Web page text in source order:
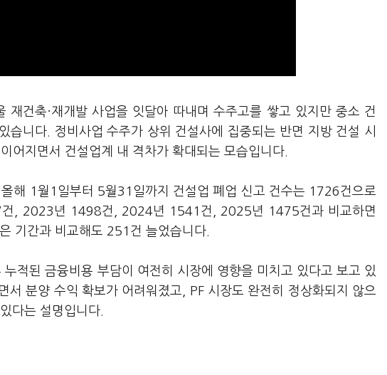
재건축·재개발 사업을 잇달아 따내며 수주고를 쌓고 있지만 중소 건
습니다. 정비사업 수주가 상위 건설사에 집중되는 반면 지방 건설 시
어지면서 건설업계 내 격차가 확대되는 모습입니다.
해 1월1일부터 5월31일까지 건설업 폐업 신고 건수는 1726건으로
, 2023년 1498건, 2024년 1541건, 2025년 1475건과 비교하면
기간과 비교해도 251건 늘었습니다.
적된 금융비용 부담이 여전히 시장에 영향을 미치고 있다고 보고 있
서 분양 수익 확보가 어려워졌고, PF 시장도 완전히 정상화되지 않으
다는 설명입니다.